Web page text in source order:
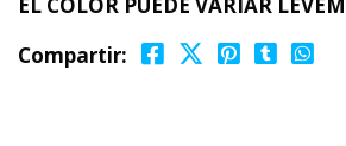
Compartir: